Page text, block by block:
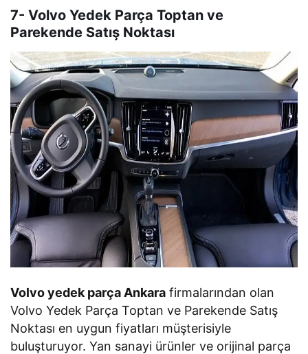
7- Volvo Yedek Parça Toptan ve
Parekende Satış Noktası
Volvo yedek parça Ankara firmalarından olan
Volvo Yedek Parça Toptan ve Parekende Satış
Noktası en uygun fiyatları müşterisiyle
buluşturuyor. Yan sanayi ürünler ve orijinal parça